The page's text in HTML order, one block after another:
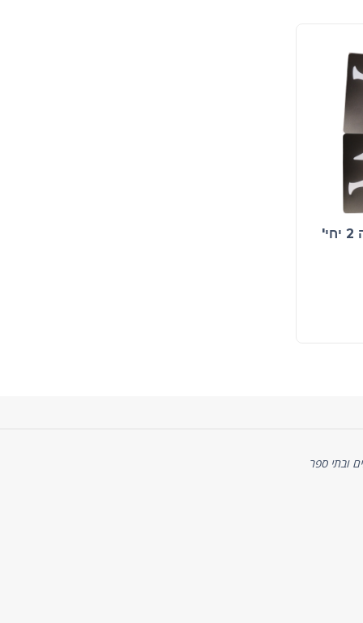
שבלונה מפל ילד/ילדה 2 יחי'
לגנים ובתי ספר